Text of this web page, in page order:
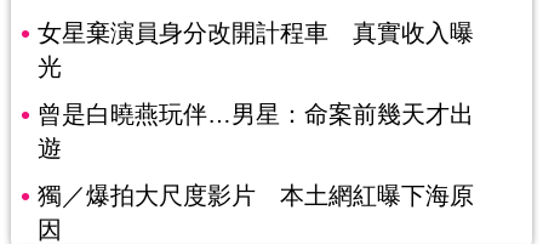
女星棄演員身分改開計程車 真實收入曝
光
曾是白曉燕玩伴…男星：命案前幾天才出
遊
獨／爆拍大尺度影片 本土網紅曝下海原
因